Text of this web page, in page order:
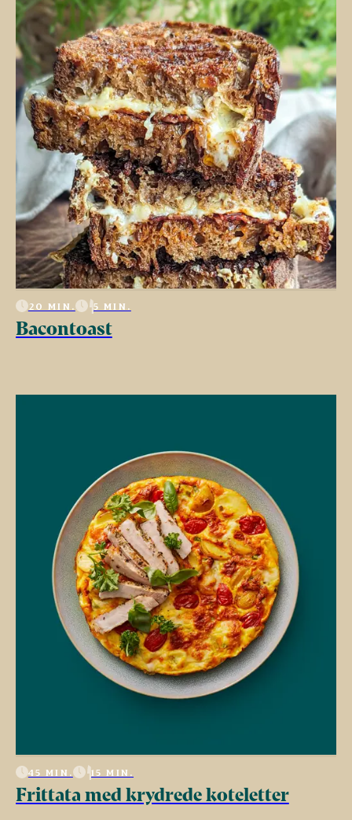
20 MIN. 5 MIN.
Bacontoast
45 MIN. 15 MIN.
Frittata med krydrede koteletter